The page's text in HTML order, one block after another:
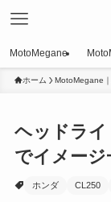
MotoMegane
ホーム MotoMegane
ヘッドラ
でイメー
ホンダ CL250